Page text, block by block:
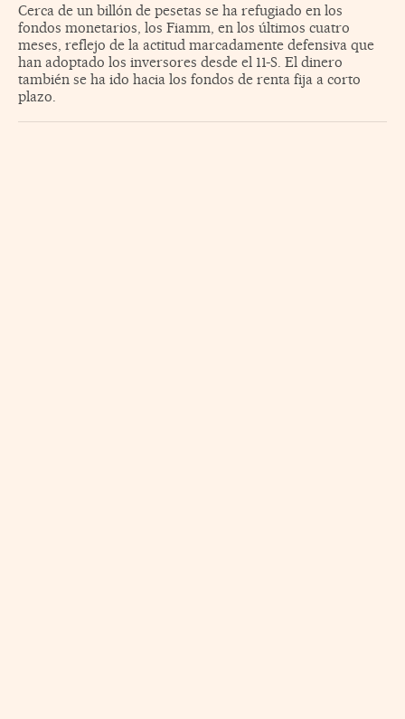
Cerca de un billón de pesetas se ha refugiado en los
fondos monetarios, los Fiamm, en los últimos cuatro
meses, reflejo de la actitud marcadamente defensiva que
han adoptado los inversores desde el 11-S. El dinero
también se ha ido hacia los fondos de renta fija a corto
plazo.